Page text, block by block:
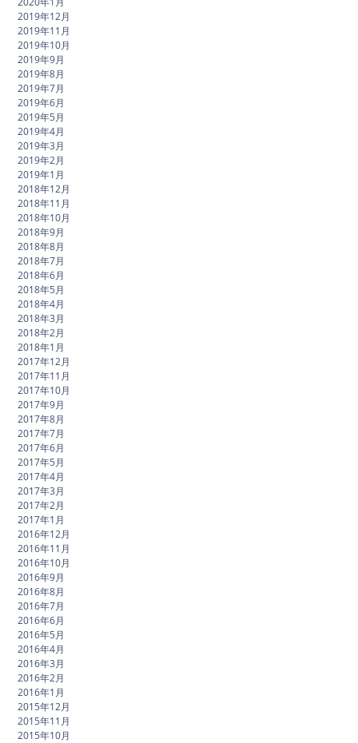
2019年12月
2019年11月
2019年10月
2019年9月
2019年8月
2019年7月
2019年6月
2019年5月
2019年4月
2019年3月
2019年2月
2019年1月
2018年12月
2018年11月
2018年10月
2018年9月
2018年8月
2018年7月
2018年6月
2018年5月
2018年4月
2018年3月
2018年2月
2018年1月
2017年12月
2017年11月
2017年10月
2017年9月
2017年8月
2017年7月
2017年6月
2017年5月
2017年4月
2017年3月
2017年2月
2017年1月
2016年12月
2016年11月
2016年10月
2016年9月
2016年8月
2016年7月
2016年6月
2016年5月
2016年4月
2016年3月
2016年2月
2016年1月
2015年12月
2015年11月
2015年10月